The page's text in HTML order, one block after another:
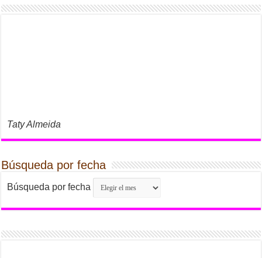
Taty Almeida
Búsqueda por fecha
Búsqueda por fecha